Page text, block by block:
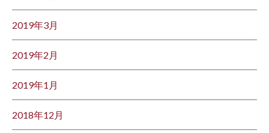
2019年3月
2019年2月
2019年1月
2018年12月